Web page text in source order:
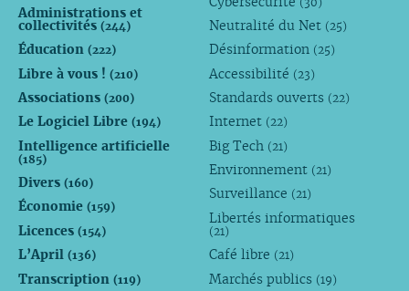
Administrations et
collectivités (244)
Éducation (222)
Libre à vous ! (210)
Associations (200)
Le Logiciel Libre (194)
Intelligence artificielle
(185)
Divers (160)
Économie (159)
Licences (154)
L’April (136)
Transcription (119)
Neutralité du Net (25)
Désinformation (25)
Accessibilité (23)
Standards ouverts (22)
Internet (22)
Big Tech (21)
Environnement (21)
Surveillance (21)
Libertés informatiques
(21)
Café libre (21)
Marchés publics (19)